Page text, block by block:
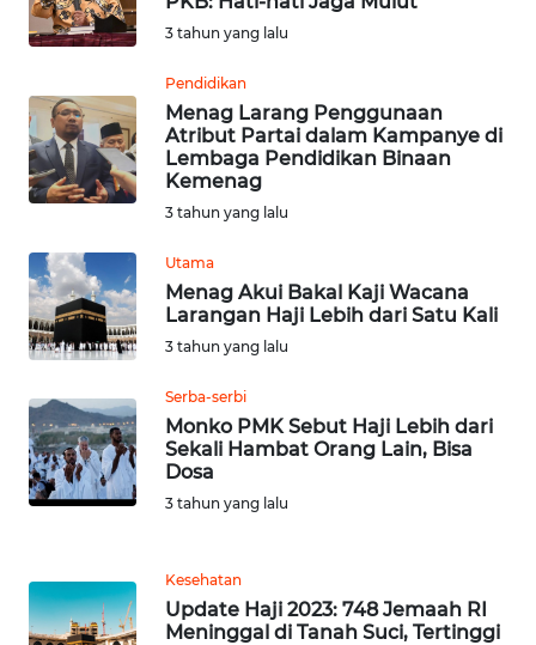
3 tahun yang lalu
Pendidikan
Menag Larang Penggunaan
Atribut Partai dalam Kampanye di
Lembaga Pendidikan Binaan
Kemenag
3 tahun yang lalu
Utama
Menag Akui Bakal Kaji Wacana
Larangan Haji Lebih dari Satu Kali
3 tahun yang lalu
Serba-serbi
Monko PMK Sebut Haji Lebih dari
Sekali Hambat Orang Lain, Bisa
Dosa
3 tahun yang lalu
Kesehatan
Update Haji 2023: 748 Jemaah RI
Meninggal di Tanah Suci, Tertinggi
WN
LAMPUNG
WN
JATENG
WN
WN
JOGJA
WN
WN
BALI
WN